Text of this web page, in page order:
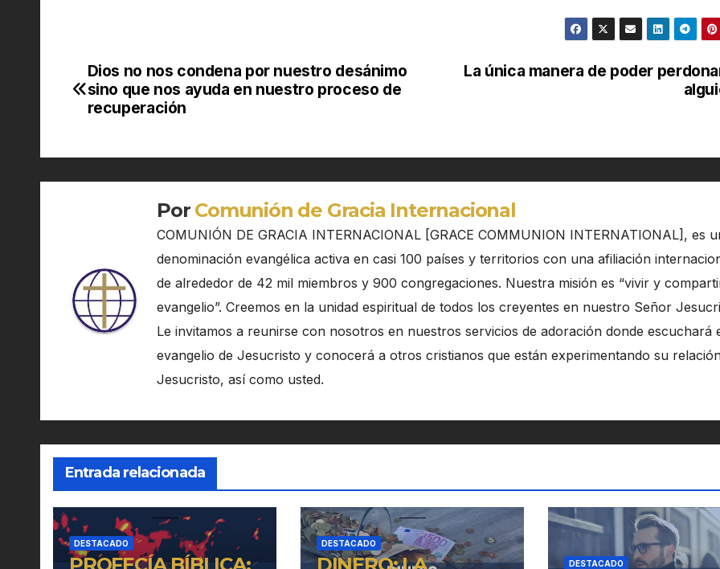
el
Navegación
de
La única manera de poder
Dios no nos condena por nuestro desánimo
sino que nos ayuda en nuestro proceso de
recuperación
Por Comunión de Gracia Internacional
COMUNIÓN DE GRACIA INTERNACIONAL [GRACE COMMUNION INTERNATIONAL], es
denominación evangélica activa en casi 100 países y territorios con una afiliación
de alrededor de 42 mil miembros y 900 congregaciones. Nuestra misión es “vivir y
evangelio”. Creemos en la unidad espiritual de todos los creyentes en nuestro Señor
Le invitamos a reunirse con nosotros en nuestros servicios de adoración donde escuchará
evangelio de Jesucristo y conocerá a otros cristianos que están experimentando su
Jesucristo, así como usted.
Entrada relacionada
DESTACADO DESTACADO
DESTACADO